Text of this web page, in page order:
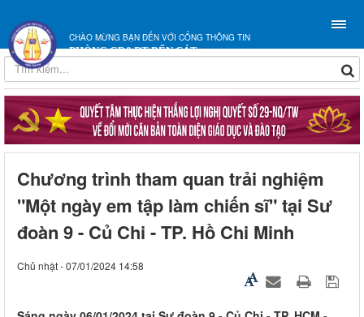
CHÀO MỪNG BẠN ĐẾN VỚI CỔNG THÔNG TIN
PHÒNG GD&ĐT BẾN CÁT
Chương trình tham quan trải nghiệm
"Một ngày em tập làm chiến sĩ" tại Sư
đoàn 9 - Củ Chi - TP. Hồ Chi Minh
Chủ nhật - 07/01/2024 14:58